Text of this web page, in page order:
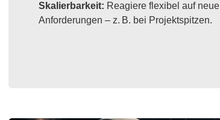
Skalierbarkeit: Reagiere flexibel auf neue
Anforderungen – z. B. bei Projektspitzen.